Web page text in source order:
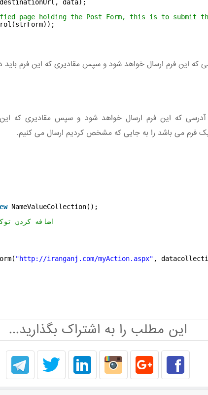
data);
page holding the Post Form, this is to submit
این فرم ارسال خواهد شود و سپس مقادیری که این فرم باید
که این فرم ارسال خواهد شود و سپس مقادیری که این
NameValueCollection();
// اضافه کردن
"http://iranganj.com/myAction.aspx" ,
این مطلب را به اشتراک بگذارید...